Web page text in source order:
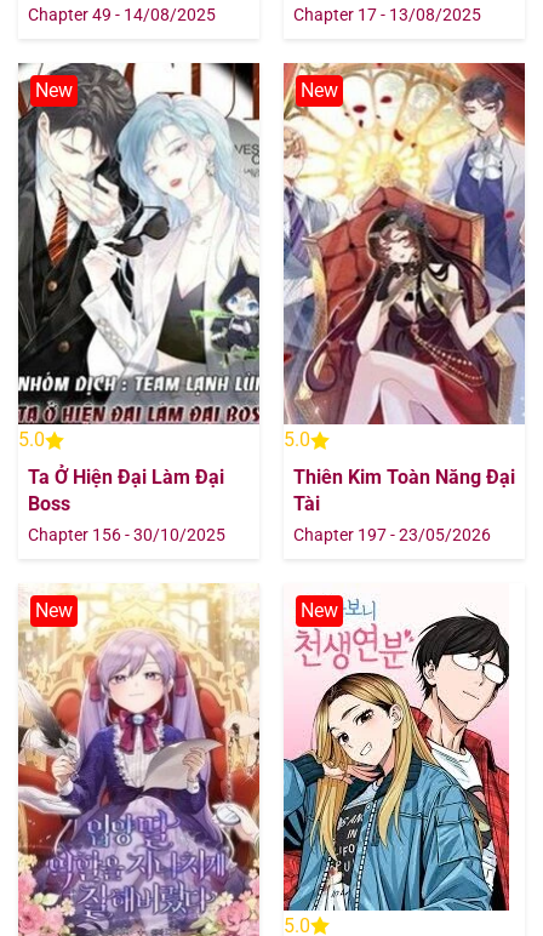
Chapter 49 - 14/08/2025 Chapter 17 - 13/08/2025
New
5.0
Ta Ở Hiện Đại Làm Đại
Boss
Chapter 156 - 30/10/2025
New
5.0
Thiên Kim Toàn Năng Đại
Tài
Chapter 197 - 23/05/2026
New New
5.0